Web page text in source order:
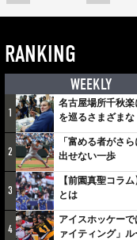
RANKING
WEEKLY
1
名古屋場所千秋
を巡るさまざまな
2
「富める者がさ
出せない一歩
3
【前園真聖コラ
とは
4
アイスホッケー
ァイティング」